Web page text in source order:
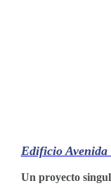
Edificio
Un proyecto